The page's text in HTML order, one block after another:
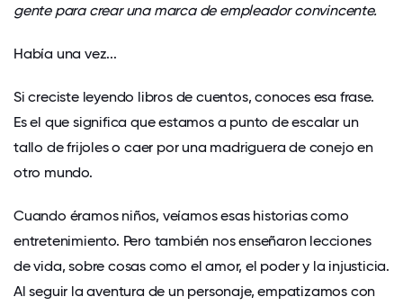
gente para crear una marca de empleador convincente.
Había una vez...
Si creciste leyendo libros de cuentos, conoces esa frase.
Es el que significa que estamos a punto de escalar un
tallo de frijoles o caer por una madriguera de conejo en
otro mundo.
Cuando éramos niños, veíamos esas historias como
entretenimiento. Pero también nos enseñaron lecciones
de vida, sobre cosas como el amor, el poder y la injusticia.
Al seguir la aventura de un personaje, empatizamos con